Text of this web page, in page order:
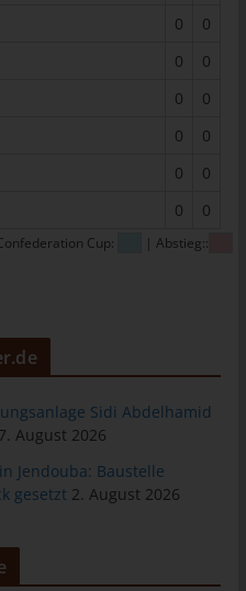
0
0
0
0
0
0
0
0
0
0
0 0
Cup:
| Abstieg::
Sidi Abdelhamid
7. August 2026
Jendouba: Baustelle
gesetzt 2. August 2026
Cookies sind
werden.
verwenden Cookies. Viele
Sie besteht aus einer
und Server dem
werden können, in dem
ermöglicht es den
unterscheiden. Ein bestimmter